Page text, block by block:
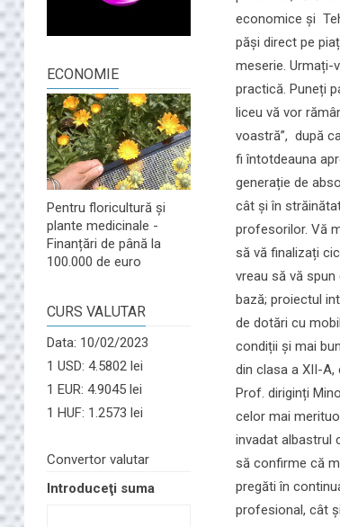
ECONOMIE
Pentru floricultură și
plante medicinale -
Finanțări de până la
100.000 de euro
CURS VALUTAR
Data: 10/02/2023
1 USD: 4.5802 lei
1 EUR: 4.9045 lei
1 HUF: 1.2573 lei
Convertor valutar
Introduceţi suma
economice și
păși direct pe
meserie. Urmați-
practică. Puneți
liceu vă vor
voastră”, după
fi întotdeauna
generație de
cât și în
profesorilor. Vă
să vă finalizați
vreau să vă
bază; proiectul
de dotări cu
condiții și mai
din clasa a XII-
Prof. diriginți
celor mai
invadat albastrul
să confirme că
pregăti în
profesional, cât